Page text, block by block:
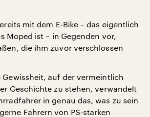
mit dem E-Bike – das eigentlich
Moped ist – in Gegenden vor,
die ihm zuvor verschlossen
Gewissheit, auf der vermeintlich
Geschichte zu stehen, verwandelt
in genau das, was zu sein
Fahrern von PS-starken